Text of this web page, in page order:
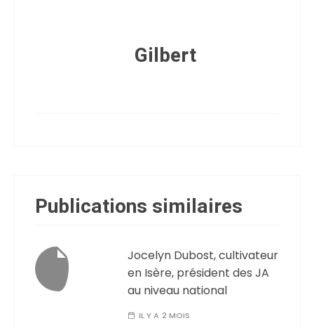
Gilbert
Publications similaires
Jocelyn Dubost, cultivateur
en Isère, président des JA
au niveau national
IL Y A 2 MOIS